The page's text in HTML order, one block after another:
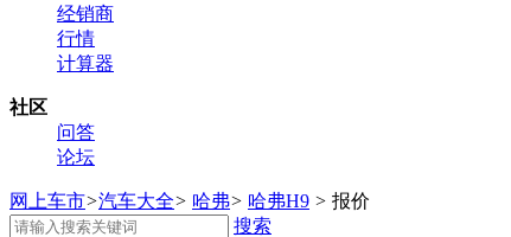
经销商
行情
计算器
社区
问答
论坛
网上车市>汽车大全> 哈弗> 哈弗H9 > 报价
搜索